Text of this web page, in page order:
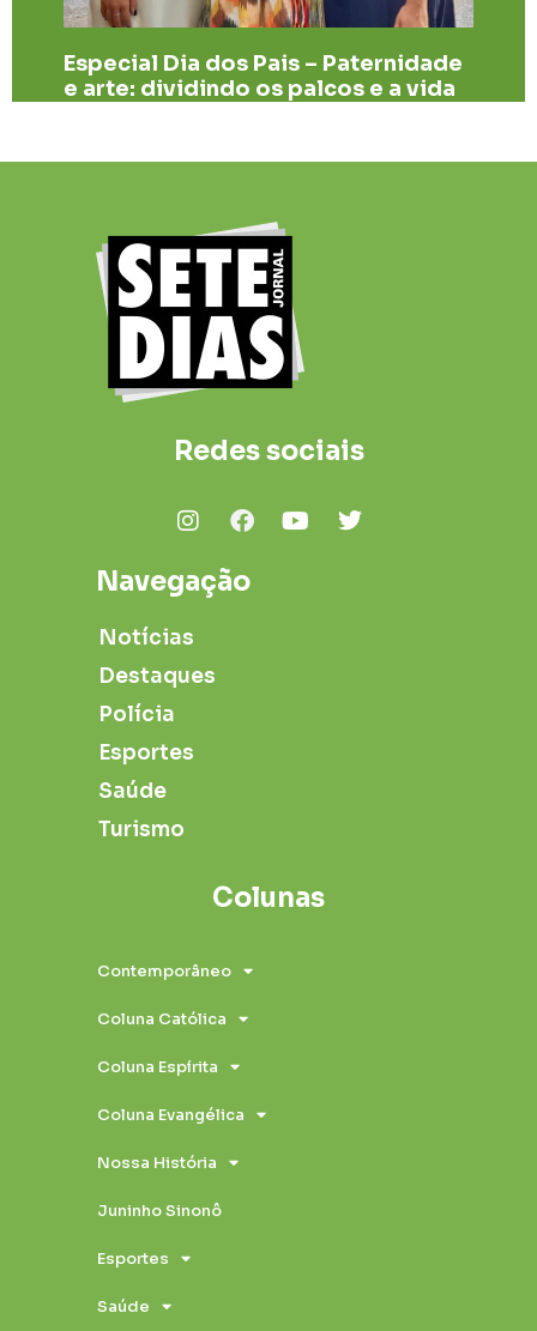
Especial Dia dos Pais – Paternidade
e arte: dividindo os palcos e a vida
Redes sociais
Navegação
Notícias
Destaques
Polícia
Esportes
Saúde
Turismo
Colunas
Contemporâneo
Coluna Católica
Coluna Espírita
Coluna Evangélica
Nossa História
Juninho Sinonô
Esportes
Saúde